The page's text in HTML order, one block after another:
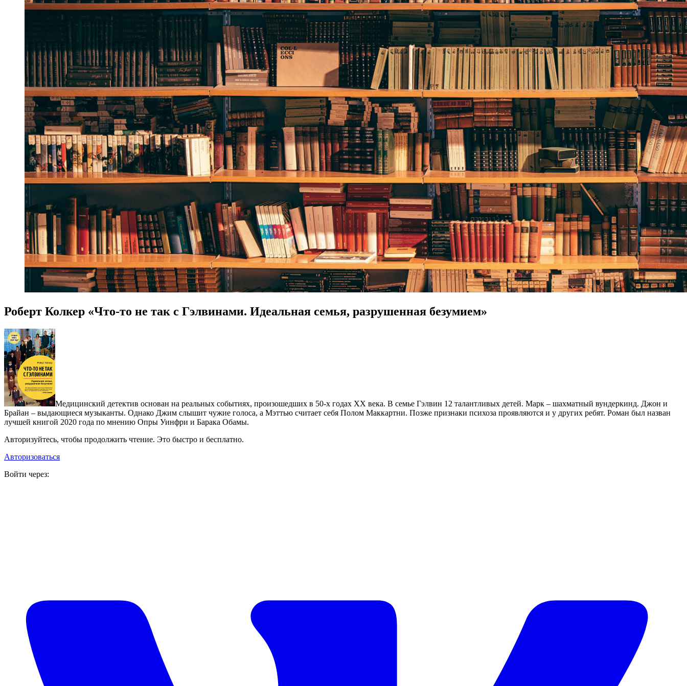
Роберт Колкер «Что-то не так с Гэлвинами. Идеальная семья, разрушенная безумием»
Медицинский детектив основан на реальных событиях, произошедших в 50-х годах XX века. В семье Гэлвин 12 талантливых детей. Марк – шахматный вундеркинд. Джон и
Брайан – выдающиеся музыканты. Однако Джим слышит чужие голоса, а Мэттью считает себя Полом Маккартни. Позже признаки психоза проявляются и у других ребят. Роман был назван
лучшей книгой 2020 года по мнению Опры Уинфри и Барака Обамы.
Авторизуйтесь, чтобы продолжить чтение. Это быстро и бесплатно.
Авторизоваться
Войти через: